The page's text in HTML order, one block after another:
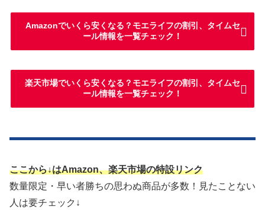
Amazonでいくら安くなる？モエライフの割引、タイムセ
ール情報を一覧チェック！
楽天市場でいくら安くなる？モエライフの割引、タイムセ
ール情報を一覧チェック！
ここから↓はAmazon、楽天市場の特設リンク
数量限定・早い者勝ちの思わぬ商品が多数！見たことない
人は要チェック↓